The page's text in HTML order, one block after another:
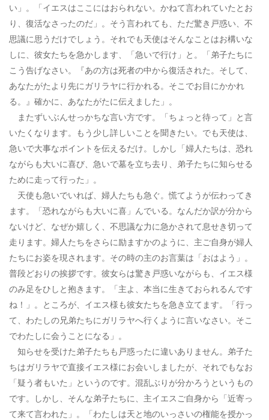
い」。「イエスはここにはおられない。かねて言われていたとお
り、復活なさったのだ」。そう言われても、ただ驚き戸惑い、不
思議に思うだけでしょう。それでも天使はそんなことはお構いな
しに、彼女たちを急かします、「急いで行け」と。「弟子たちに
こう告げなさい。『あの方は死者の中から復活された。そして、
あなたがたより先にガリラヤに行かれる。そこでお目にかかれ
る。』確かに、あなたがたに伝えました」。
またずいぶんせっかちな言い方です。「ちょっと待って」と言
いたくなります。もう少し詳しいことを聞きたい。でも天使は、
急いで大事なポイントを伝えるだけ。しかし「婦人たちは、恐れ
ながらも大いに喜び、急いで墓を立ち去り、弟子たちに知らせる
ために走って行った」。
天使も急いでいれば、婦人たちも急ぐ。慌てようが伝わってき
ます。「恐れながらも大いに喜」んでいる。なんだか訳が分から
ないけど、なぜか嬉しく、不思議な力に急かされて息せき切って
走ります。婦人たちをさらに励ますかのように、主ご自身が婦人
たちにお姿を現されます。その時の主のお言葉は「おはよう」。
普段どおりの挨拶です。彼女らは驚き戸惑いながらも、イエス様
のみ足をひしと抱きます。「主よ、本当に生きておられるんです
ね！」。ところが、イエス様も彼女たちを急き立てます。「行っ
て、わたしの兄弟たちにガリラヤへ行くように言いなさい。そこ
でわたしに会うことになる」。
知らせを受けた弟子たちも戸惑ったに違いありません。弟子た
ちはガリラヤで直接イエス様にお会いしましたが、それでもなお
「疑う者もいた」というのです。混乱ぶりが分かろうというもの
です。しかし、そんな弟子たちに、主イエスご自身から「近寄っ
て来て言われた」。「わたしは天と地のいっさいの権能を授かっ